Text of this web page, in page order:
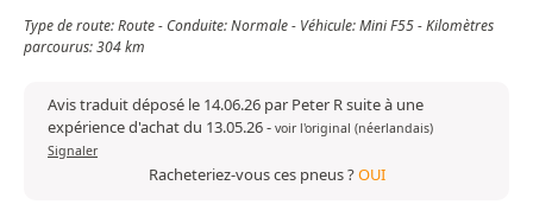
Type de route: Route - Conduite: Normale - Véhicule: Mini F55 - Kilomètres
parcourus: 304 km
Avis traduit déposé le 14.06.26 par Peter R suite à une
expérience d'achat du 13.05.26- voir l'original (néerlandais)
Signaler
Racheteriez-vous ces pneus ?OUI